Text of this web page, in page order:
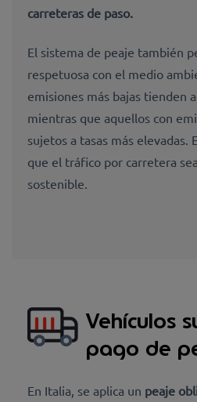
carreteras de paso.
El sistema de peaje también
respetuosa con el medio
emisiones más bajas tienden
mientras que aquellos con
sujetos a tasas más elevadas.
que el tráfico por carretera
sostenible.
Vehículos
pago de
En Italia, se aplica un peaje